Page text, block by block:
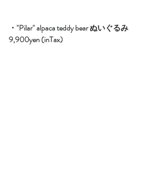
・"Pilar" alpaca teddy bear ぬいぐるみ
9,900yen (inTax)